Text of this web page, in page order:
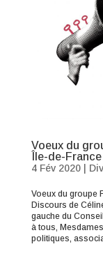
Voeux du
Île-de-France
4 Fév 2020|
Voeux du groupe
Discours de
gauche du
à tous,
politiques,